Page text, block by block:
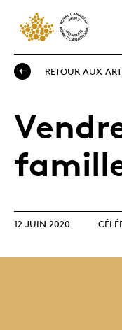
RETOUR AUX
12 JUIN 2020